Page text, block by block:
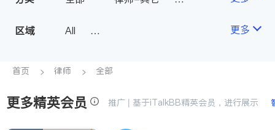
保险理财
银行贷款
建筑装修 教育
区域
All
C.)
Roanoke & Lynchburg
更多
首页 律师 全部
更多精英会员 推广 | 基于iTalkBB精英会员，进行展示